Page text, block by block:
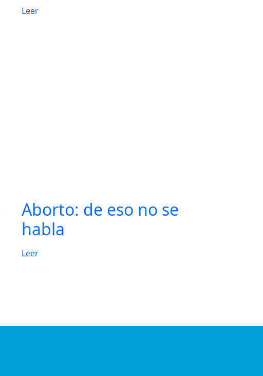
Leer
Aborto: de eso no se
habla
Leer